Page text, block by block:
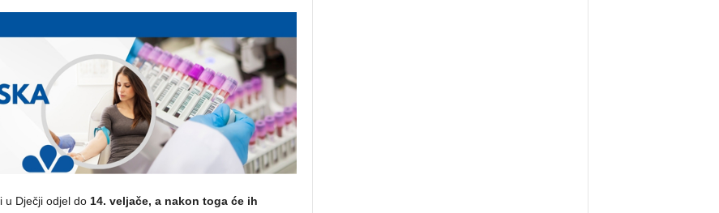
u Dječji odjel do14. veljače, a nakon toga će ih